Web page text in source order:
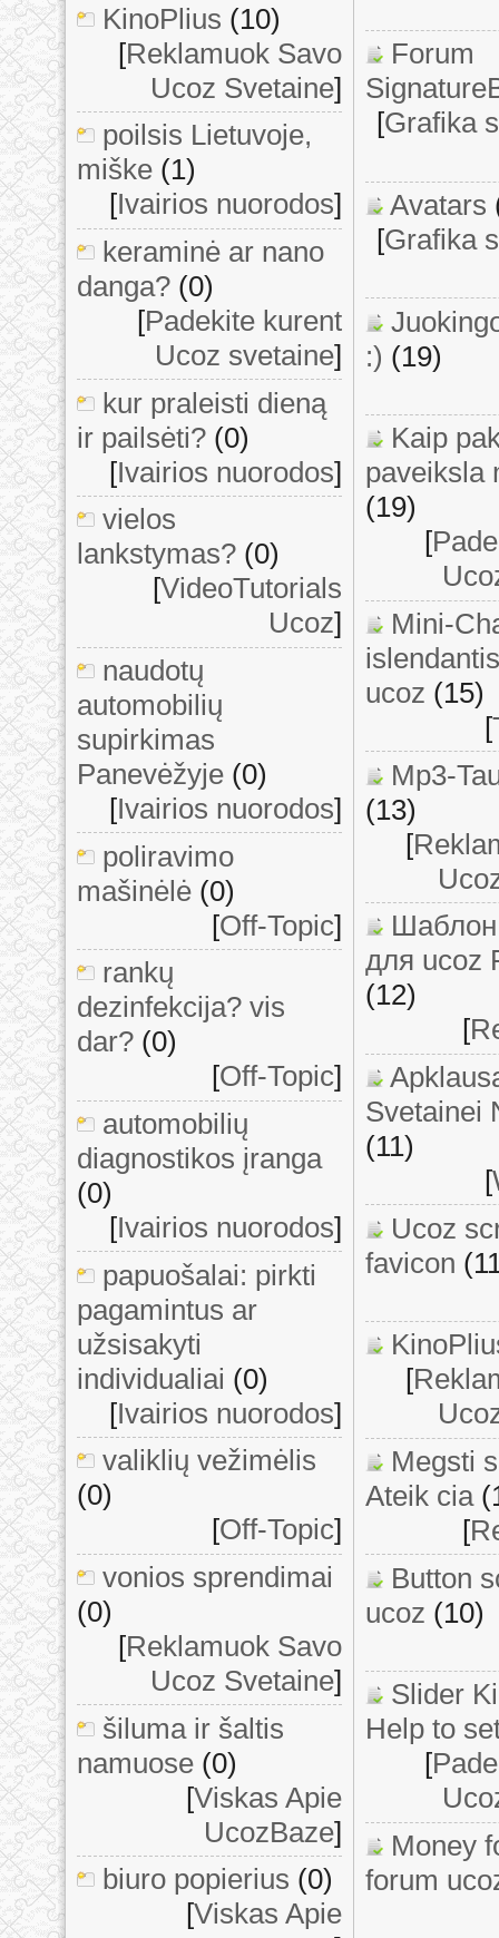
KinoPlius (10)
[Reklamuok Savo
Ucoz Svetaine]
poilsis Lietuvoje,
miške (1)
[Ivairios nuorodos]
keraminė ar nano
danga? (0)
[Padekite kurent
Ucoz svetaine]
kur praleisti dieną
ir pailsėti? (0)
[Ivairios nuorodos]
vielos
lankstymas? (0)
[VideoTutorials
Ucoz]
naudotų
automobilių
supirkimas
Panevėžyje (0)
[Ivairios nuorodos]
poliravimo
mašinėlė (0)
[Off-Topic]
rankų
dezinfekcija? vis
dar? (0)
[Off-Topic]
automobilių
diagnostikos įranga
(0)
[Ivairios nuorodos]
papuošalai: pirkti
pagamintus ar
užsisakyti
individualiai (0)
[Ivairios nuorodos]
valiklių vežimėlis
(0)
[Off-Topic]
vonios sprendimai
(0)
[Reklamuok Savo
Ucoz Svetaine]
šiluma ir šaltis
namuose (0)
[Viskas Apie
UcozBaze]
biuro popierius (0)
[Viskas Apie
Forum
[Grafika
Avatars
[Grafika
:) (19)
Kaip
paveiksla
(19)
[
Mini-
ucoz (15)
[
Mp3-
(13)
[
для ucoz
(12)
[
Svetainei
(11)
[
Ucoz
favicon
[
Megsti
Ateik cia
[
Button
ucoz (10)
Slider
Help to
[
Money
forum